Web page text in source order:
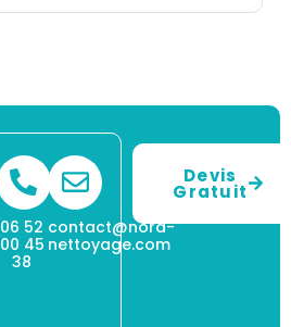
06 52
00 45
38
contact@nord-
nettoyage.com
Devis
Gratuit